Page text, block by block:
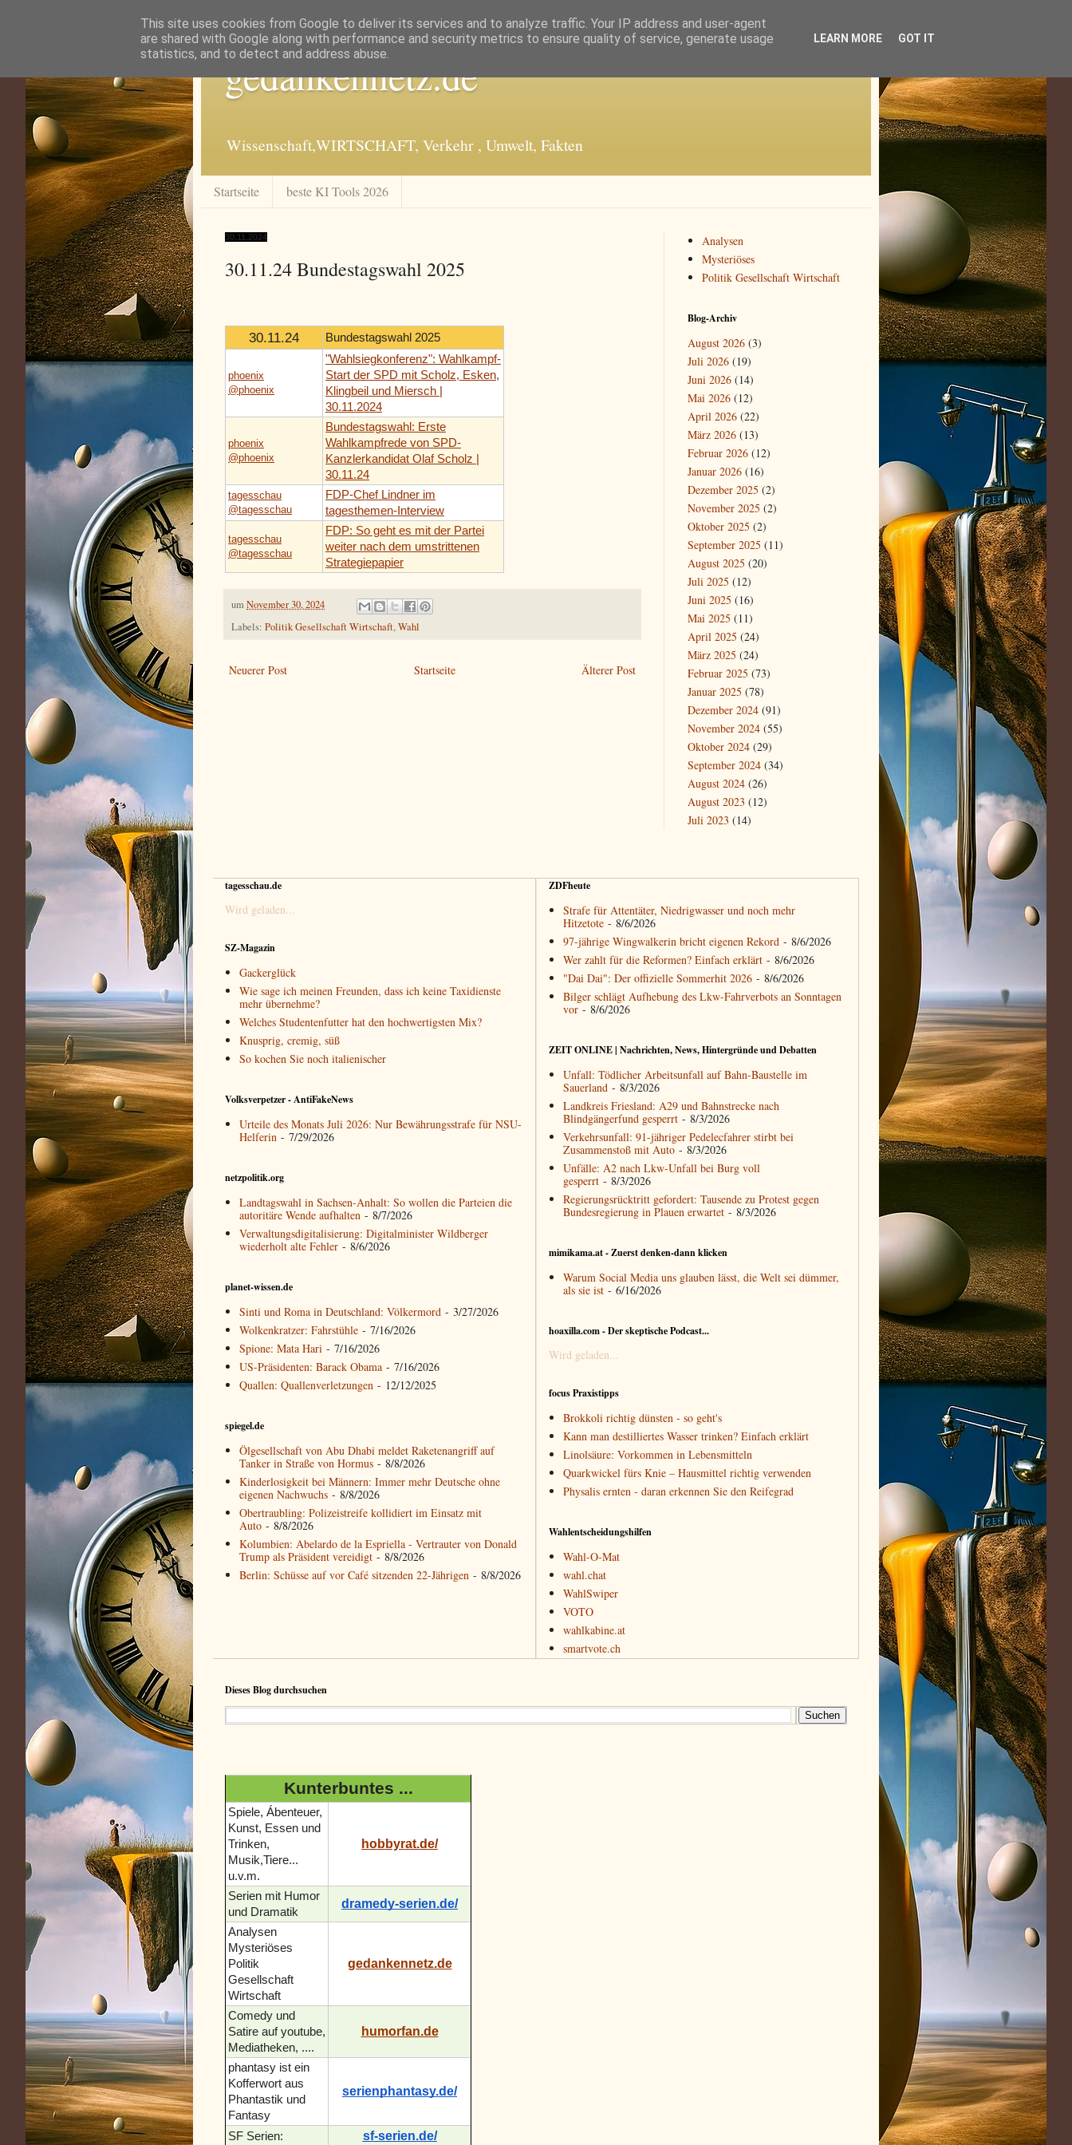
gedankennetz.de
Wissenschaft,WIRTSCHAFT, Verkehr , Umwelt, Fakten
Startseite beste KI Tools 2026
30.11.2024
30.11.24 Bundestagswahl 2025
30.11.24 Bundestagswahl 2025
phoenix
@phoenix
"Wahlsiegkonferenz": Wahlkampf-
Start der SPD mit Scholz, Esken,
Klingbeil und Miersch |
30.11.2024
phoenix
@phoenix
Bundestagswahl: Erste
Wahlkampfrede von SPD-
Kanzlerkandidat Olaf Scholz |
30.11.24
tagesschau
@tagesschau
FDP-Chef Lindner im
tagesthemen-Interview
tagesschau
@tagesschau
FDP: So geht es mit der Partei
weiter nach dem umstrittenen
Strategiepapier
umNovember 30, 2024
Labels: Politik Gesellschaft Wirtschaft,Wahl
Neuerer Post Älterer Post
Startseite
Analysen
Mysteriöses
Politik Gesellschaft Wirtschaft
Blog-Archiv
August 2026 (3)
Juli 2026 (19)
Juni 2026 (14)
Mai 2026 (12)
April 2026 (22)
März 2026 (13)
Februar 2026 (12)
Januar 2026 (16)
Dezember 2025 (2)
November 2025 (2)
Oktober 2025 (2)
September 2025 (11)
August 2025 (20)
Juli 2025 (12)
Juni 2025 (16)
Mai 2025 (11)
April 2025 (24)
März 2025 (24)
Februar 2025 (73)
Januar 2025 (78)
Dezember 2024 (91)
November 2024 (55)
Oktober 2024 (29)
September 2024 (34)
August 2024 (26)
August 2023 (12)
Juli 2023 (14)
tagesschau.de
Wird geladen...
SZ-Magazin
Gackerglück
Wie sage ich meinen Freunden, dass ich keine Taxidienste
mehr übernehme?
Welches Studentenfutter hat den hochwertigsten Mix?
Knusprig, cremig, süß
So kochen Sie noch italienischer
Volksverpetzer - AntiFakeNews
Urteile des Monats Juli 2026: Nur Bewährungsstrafe für NSU-
Helferin- 7/29/2026
netzpolitik.org
Landtagswahl in Sachsen-Anhalt: So wollen die Parteien die
autoritäre Wende aufhalten- 8/7/2026
Verwaltungsdigitalisierung: Digitalminister Wildberger
wiederholt alte Fehler- 8/6/2026
planet-wissen.de
Sinti und Roma in Deutschland: Völkermord- 3/27/2026
Wolkenkratzer: Fahrstühle- 7/16/2026
Spione: Mata Hari- 7/16/2026
US-Präsidenten: Barack Obama- 7/16/2026
Quallen: Quallenverletzungen- 12/12/2025
spiegel.de
Ölgesellschaft von Abu Dhabi meldet Raketenangriff auf
Tanker in Straße von Hormus- 8/8/2026
Kinderlosigkeit bei Männern: Immer mehr Deutsche ohne
eigenen Nachwuchs- 8/8/2026
Obertraubling: Polizeistreife kollidiert im Einsatz mit
Auto- 8/8/2026
Kolumbien: Abelardo de la Espriella - Vertrauter von Donald
Trump als Präsident vereidigt- 8/8/2026
Berlin: Schüsse auf vor Café sitzenden 22-Jährigen- 8/8/2026
ZDFheute
Strafe für Attentäter, Niedrigwasser und noch mehr
Hitzetote- 8/6/2026
97-jährige Wingwalkerin bricht eigenen Rekord- 8/6/2026
Wer zahlt für die Reformen? Einfach erklärt- 8/6/2026
"Dai Dai": Der offizielle Sommerhit 2026- 8/6/2026
Bilger schlägt Aufhebung des Lkw-Fahrverbots an Sonntagen
vor- 8/6/2026
ZEIT ONLINE | Nachrichten, News, Hintergründe und Debatten
Unfall: Tödlicher Arbeitsunfall auf Bahn-Baustelle im
Sauerland- 8/3/2026
Landkreis Friesland: A29 und Bahnstrecke nach
Blindgängerfund gesperrt- 8/3/2026
Verkehrsunfall: 91-jähriger Pedelecfahrer stirbt bei
Zusammenstoß mit Auto- 8/3/2026
Unfälle: A2 nach Lkw-Unfall bei Burg voll
gesperrt- 8/3/2026
Regierungsrücktritt gefordert: Tausende zu Protest gegen
Bundesregierung in Plauen erwartet- 8/3/2026
mimikama.at - Zuerst denken-dann klicken
Warum Social Media uns glauben lässt, die Welt sei dümmer,
als sie ist- 6/16/2026
hoaxilla.com - Der skeptische Podcast...
Wird geladen...
focus Praxistipps
Brokkoli richtig dünsten - so geht's
Kann man destilliertes Wasser trinken? Einfach erklärt
Linolsäure: Vorkommen in Lebensmitteln
Quarkwickel fürs Knie – Hausmittel richtig verwenden
Physalis ernten - daran erkennen Sie den Reifegrad
Wahlentscheidungshilfen
Wahl-O-Mat
wahl.chat
WahlSwiper
VOTO
wahlkabine.at
smartvote.ch
Dieses Blog durchsuchen
Kunterbuntes ...
Spiele, Ábenteuer,
Kunst, Essen und
Trinken,
Musik,Tiere...
u.v.m.
hobbyrat.de/
Serien mit Humor
und Dramatik
dramedy-serien.de/
Analysen
Mysteriöses
Politik
Gesellschaft
Wirtschaft
gedankennetz.de
Comedy und
Satire auf youtube,
Mediatheken, ....
humorfan.de
phantasy ist ein
Kofferwort aus
Phantastik und
Fantasy
serienphantasy.de/
SF Serien: sf-serien.de/
This site uses cookies from Google to deliver its services and to analyze traffic. Your IP address and user-agent
are shared with Google along with performance and security metrics to ensure quality of service, generate usage
statistics, and to detect and address abuse.
LEARN MORE GOT IT